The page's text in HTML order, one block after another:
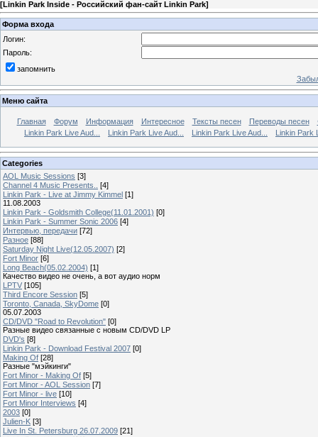
[Linkin Park Inside - Российский фан-сайт Linkin Park]
Форма входа
Логин:
Пароль:
запомнить
Меню сайта
Главная Форум Информация Интересное Тексты песен Переводы песен
Linkin Park Live Aud...
Linkin Park Live Aud... Linkin Park Live Aud... Linkin Park
Categories
AOL Music Sessions [3]
Channel 4 Music Presents..
[4]
Linkin Park - Live at Jimmy Kimmel [1]
11.08.2003
Linkin Park - Goldsmith College(11.01.2001) [0]
Linkin Park - Summer Sonic 2006 [4]
Интервью, передачи [72]
Разное [88]
Saturday Night Live(12.05.2007) [2]
Fort Minor [6]
Long Beach(05.02.2004) [1]
Качество видео не очень, а вот аудио норм
LPTV [105]
Third Encore Session [5]
Toronto, Canada, SkyDome [0]
05.07.2003
CD/DVD "Road to Revolution" [0]
Разные видео связанные с новым CD/DVD LP
DVD's [8]
Linkin Park - Download Festival 2007 [0]
Making Of [28]
Разные "мэйкинги"
Fort Minor - Making Of [5]
Fort Minor - AOL Session [7]
Fort Minor - live [10]
Fort Minor Interviews [4]
2003 [0]
Julien-K [3]
Live In St. Petersburg 26.07.2009 [21]